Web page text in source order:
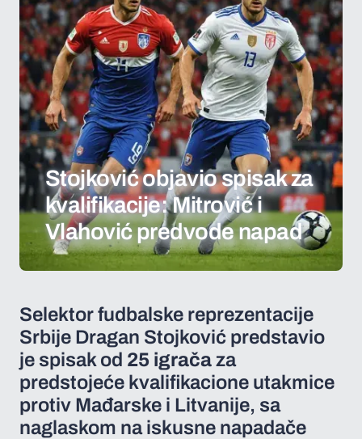
Stojković objavio spisak za
kvalifikacije: Mitrović i
Vlahović predvode napad
Selektor fudbalske reprezentacije
Srbije Dragan Stojković predstavio
je spisak od 25 igračaza
predstojeće kvalifikacione utakmice
protiv Mađarske i Litvanije, sa
naglaskom na iskusne napadače